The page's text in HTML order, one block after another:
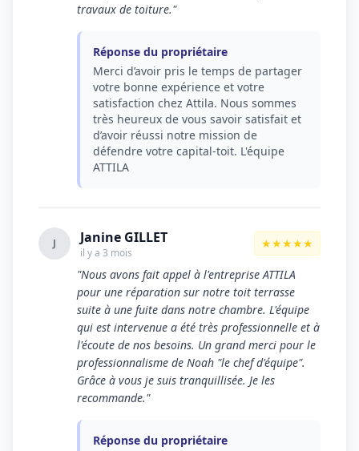
travaux de toiture."
Réponse du propriétaire
Merci d’avoir pris le temps de partager
votre bonne expérience et votre
satisfaction chez Attila. Nous sommes
très heureux de vous savoir satisfait et
d’avoir réussi notre mission de
défendre votre capital-toit. L'équipe
ATTILA
J Janine GILLET
il y a 3 mois
★★★★★
"Nous avons fait appel à l'entreprise ATTILA
pour une réparation sur notre toit terrasse
suite à une fuite dans notre chambre. L'équipe
qui est intervenue a été très professionnelle et à
l'écoute de nos besoins. Un grand merci pour le
professionnalisme de Noah "le chef d'équipe".
Grâce à vous je suis tranquillisée. Je les
recommande."
Réponse du propriétaire